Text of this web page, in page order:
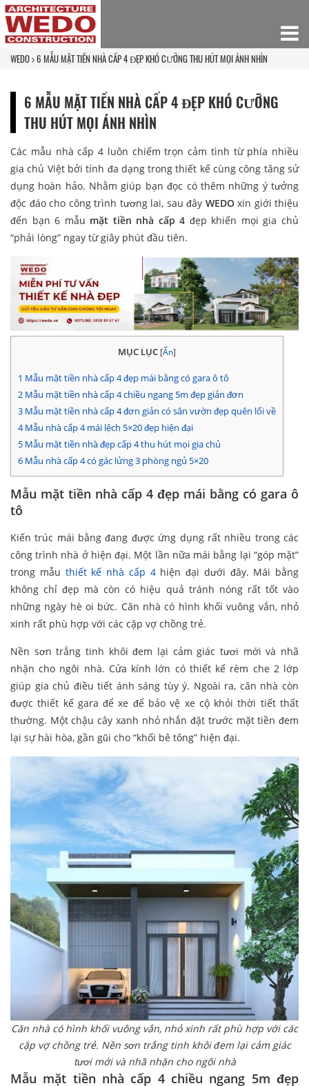
WEDO 6 MẪU MẶT TIỀN NHÀ CẤP 4 ĐẸP KHÓ CƯỠNG THU HÚT MỌI ÁNH NHÌN
6 MẪU MẶT TIỀN NHÀ CẤP 4 ĐẸP KHÓ CƯỠNG
THU HÚT MỌI ÁNH NHÌN
Các mẫu nhà cấp 4 luôn chiếm trọn cảm tình từ phía nhiều
gia chủ Việt bởi tính đa dạng trong thiết kế cùng công tăng sử
dụng hoàn hảo. Nhằm giúp bạn đọc có thêm những ý tưởng
độc đáo cho công trình tương lai, sau đây WEDOxin giới thiệu
đến bạn 6 mẫu mặt tiền nhà cấp 4 đẹp khiến mọi gia chủ
“phải lòng” ngay từ giây phút đầu tiên.
MỤC LỤC [Ẩn]
1 Mẫu mặt tiền nhà cấp 4 đẹp mái bằng có gara ô tô
2 Mẫu mặt tiền nhà cấp 4 chiều ngang 5m đẹp giản đơn
3 Mẫu mặt tiền nhà cấp 4 đơn giản có sân vườn đẹp quên lối về
4Mẫu nhà cấp 4 mái lệch 5×20 đẹp hiện đại
5 Mẫu mặt tiền nhà đẹp cấp 4 thu hút mọi gia chủ
6 Mẫu nhà cấp 4 có gác lửng 3 phòng ngủ 5×20
Mẫu mặt tiền nhà cấp 4 đẹp mái bằng có gara ô
tô
Kiến trúc mái bằng đang được ứng dụng rất nhiều trong các
công trình nhà ở hiện đại. Một lần nữa mái bằng lại “góp mặt”
trong mẫu thiết kế nhà cấp 4hiện đại dưới đây. Mái bằng
không chỉ đẹp mà còn có hiệu quả tránh nóng rất tốt vào
những ngày hè oi bức. Căn nhà có hình khối vuông vắn, nhỏ
xinh rất phù hợp với các cặp vợ chồng trẻ.
Nền sơn trắng tinh khôi đem lại cảm giác tươi mới và nhã
nhặn cho ngôi nhà. Cửa kính lớn có thiết kế rèm che 2 lớp
giúp gia chủ điều tiết ánh sáng tùy ý. Ngoài ra, căn nhà còn
được thiết kế gara để xe để bảo vệ xe cộ khỏi thời tiết thất
thường. Một chậu cây xanh nhỏ nhắn đặt trước mặt tiền đem
lại sự hài hòa, gần gũi cho “khối bê tông” hiện đại.
Căn nhà có hình khối vuông vắn, nhỏ xinh rất phù hợp với các
cặp vợ chồng trẻ. Nền sơn trắng tinh khôi đem lại cảm giác
tươi mới và nhã nhặn cho ngôi nhà
Mẫu mặt tiền nhà cấp 4 chiều ngang 5m đẹp